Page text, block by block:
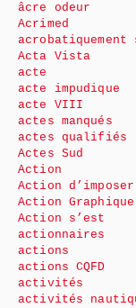
âcre odeur
Acrimed
acrobatiquement
Acta Vista
acte
acte impudique
acte VIII
actes manqués
actes qualifiés
Actes Sud
Action
Action d’imposer
Action Graphique
Action s’est
actionnaires
actions
actions CQFD
activités
activités